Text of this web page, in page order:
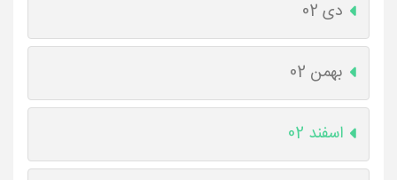
دی 02
بهمن 02
اسفند 02